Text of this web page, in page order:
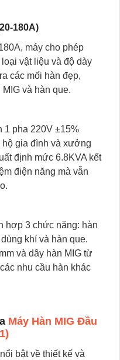
180A)
máy cho phép
vật liệu và độ dày
các mối hàn đẹp,
và hàn que.
1 pha 220V ±15%
hộ gia đình và xưởng
định mức 6.8KVA kết
điện năng mà vẫn
hợp 3 chức năng: hàn
khí và hàn que.
và dây hàn MIG từ
nhu cầu hàn khác
Máy Hàn MIG Đầu
bật về thiết kế và